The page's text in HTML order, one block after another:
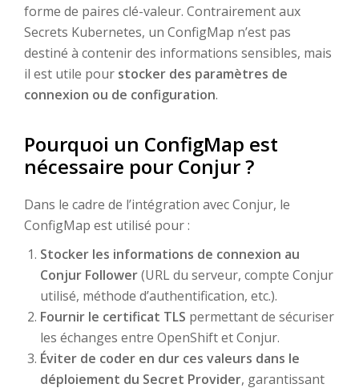
forme de paires clé-valeur. Contrairement aux
Secrets Kubernetes, un ConfigMap n’est pas
destiné à contenir des informations sensibles, mais
il est utile pour stocker des paramètres de
connexion ou de configuration.
Pourquoi un ConfigMap est
nécessaire pour Conjur ?
Dans le cadre de l’intégration avec Conjur, le
ConfigMap est utilisé pour :
Stocker les informations de connexion au
Conjur Follower(URL du serveur, compte Conjur
utilisé, méthode d’authentification, etc.).
Fournir le certificat TLS permettant de sécuriser
les échanges entre OpenShift et Conjur.
Éviter de coder en dur ces valeurs dans le
déploiement du Secret Provider, garantissant